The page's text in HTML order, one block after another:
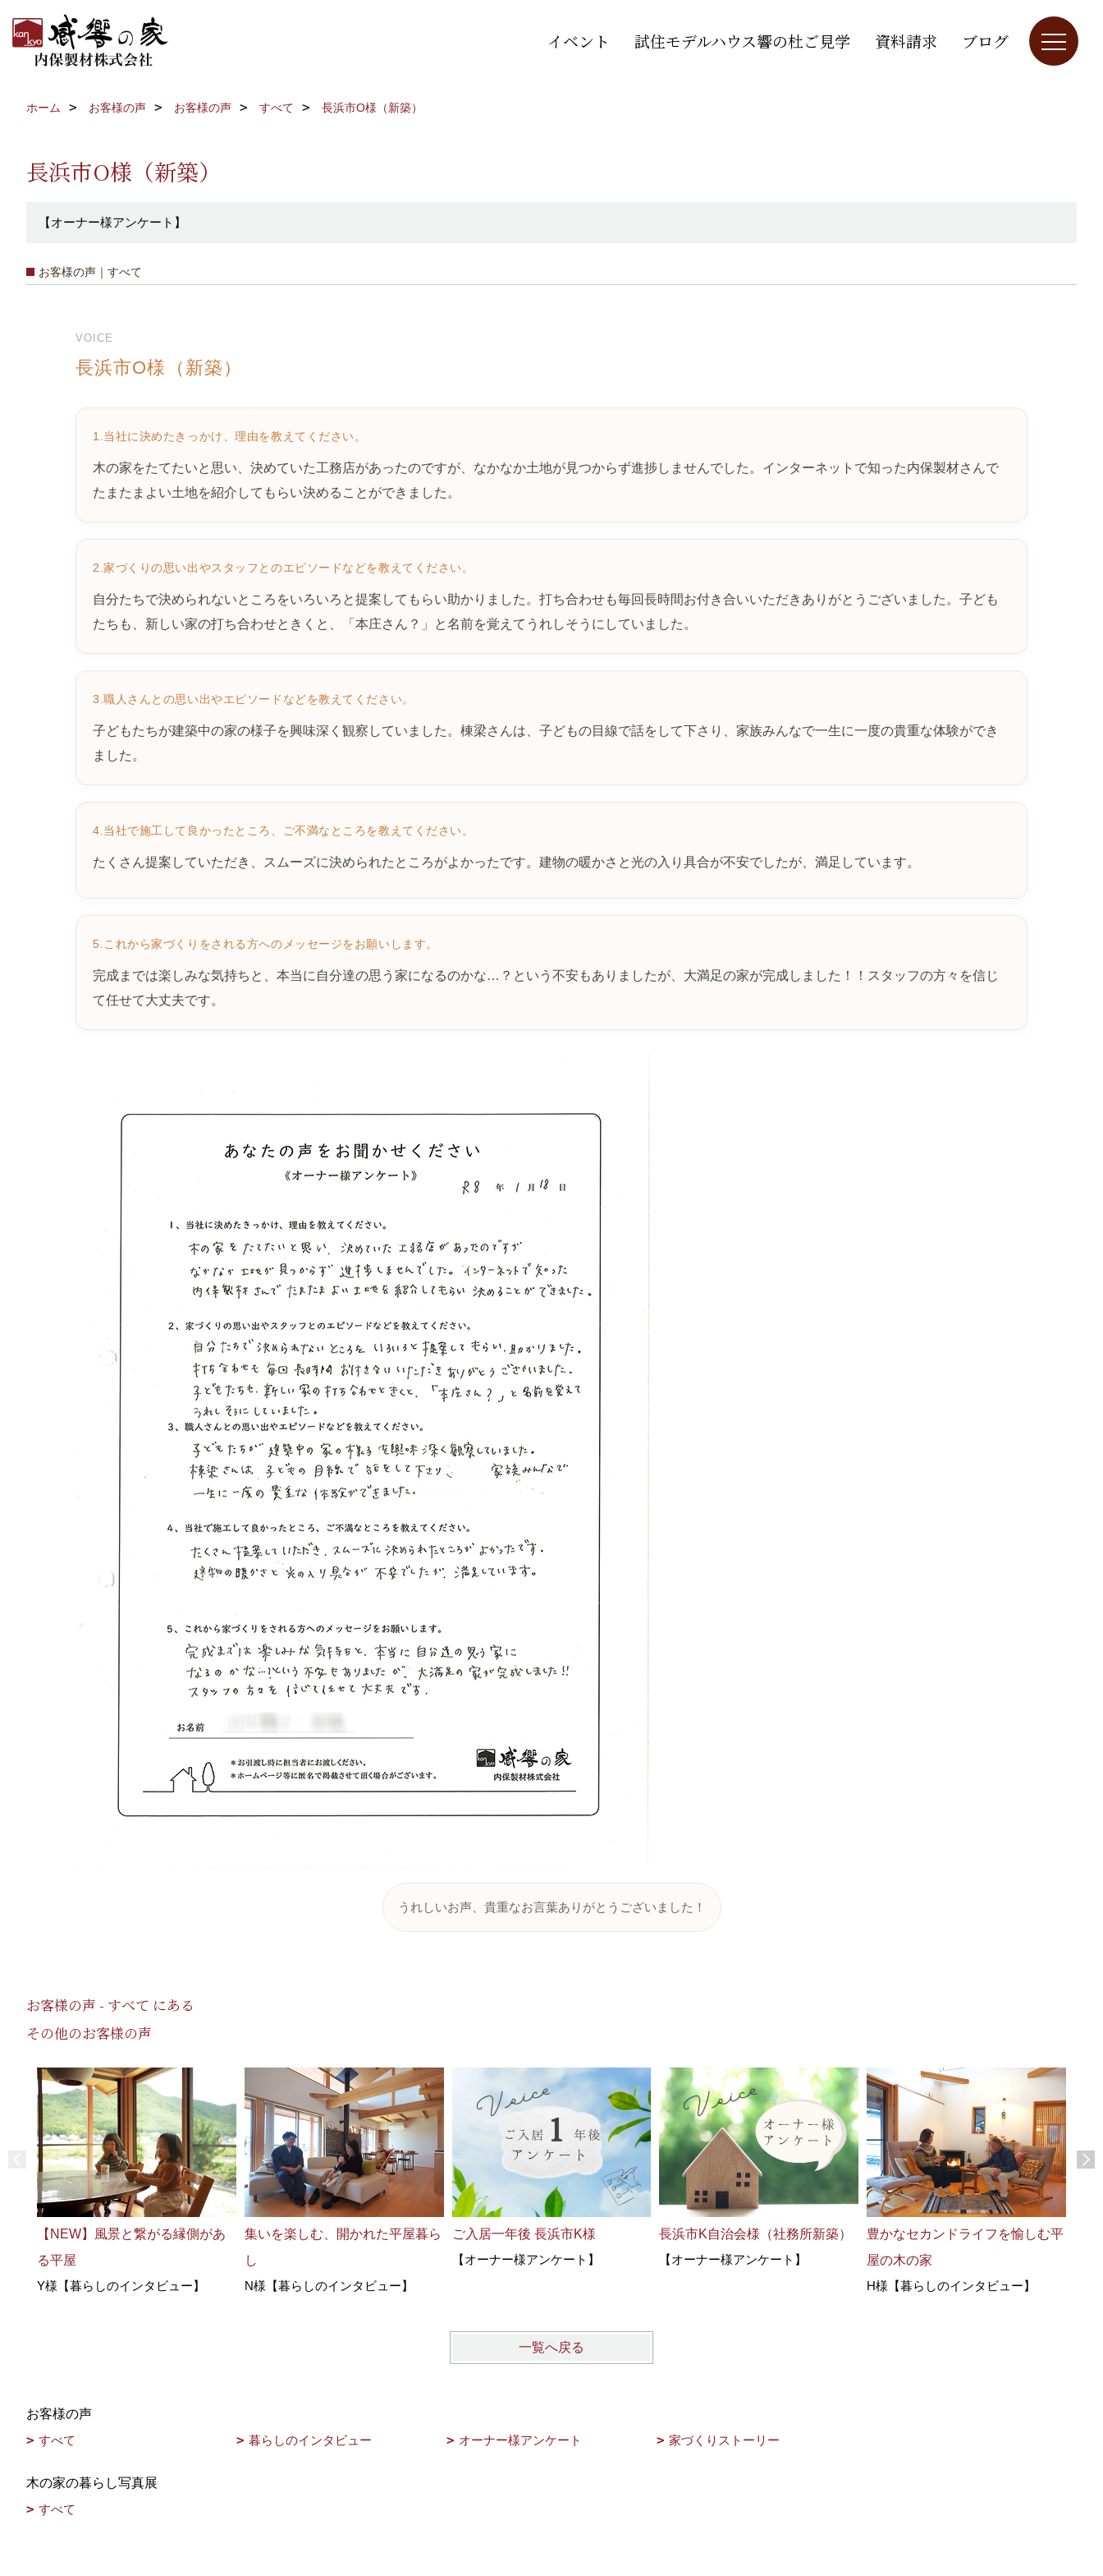
イベント 試住モデルハウス響の杜ご見学 資料請求 ブログ
ホーム お客様の声 お客様の声 すべて 長浜市O様（新築）
長浜市O様（新築）
【オーナー様アンケート】
お客様の声｜すべて
VOICE
長浜市O様（新築）
1.当社に決めたきっかけ、理由を教えてください。
木の家をたてたいと思い、決めていた工務店があったのですが、なかなか土地が見つからず進捗しませんでした。インターネットで知った内保製材さんで
たまたまよい土地を紹介してもらい決めることができました。
2.家づくりの思い出やスタッフとのエピソードなどを教えてください。
自分たちで決められないところをいろいろと提案してもらい助かりました。打ち合わせも毎回長時間お付き合いいただきありがとうございました。子ども
たちも、新しい家の打ち合わせときくと、「本庄さん？」と名前を覚えてうれしそうにしていました。
3.職人さんとの思い出やエピソードなどを教えてください。
子どもたちが建築中の家の様子を興味深く観察していました。棟梁さんは、子どもの目線で話をして下さり、家族みんなで一生に一度の貴重な体験ができ
ました。
4.当社で施工して良かったところ、ご不満なところを教えてください。
たくさん提案していただき、スムーズに決められたところがよかったです。建物の暖かさと光の入り具合が不安でしたが、満足しています。
5.これから家づくりをされる方へのメッセージをお願いします。
完成までは楽しみな気持ちと、本当に自分達の思う家になるのかな…？という不安もありましたが、大満足の家が完成しました！！スタッフの方々を信じ
て任せて大丈夫です。
うれしいお声、貴重なお言葉ありがとうございました！
お客様の声 - すべて にある
その他のお客様の声
【NEW】風景と繋がる縁側があ
る平屋
Y様【暮らしのインタビュー】
集いを楽しむ、開かれた平屋暮ら
し
N様【暮らしのインタビュー】
ご入居一年後 長浜市K様
【オーナー様アンケート】
長浜市K自治会様（社務所新築）
【オーナー様アンケート】
豊かなセカンドライフを愉しむ平
屋の木の家
H様【暮らしのインタビュー】
一覧へ戻る
お客様の声
すべて
暮らしのインタビュー オーナー様アンケート 家づくりストーリー
木の家の暮らし写真展
すべて